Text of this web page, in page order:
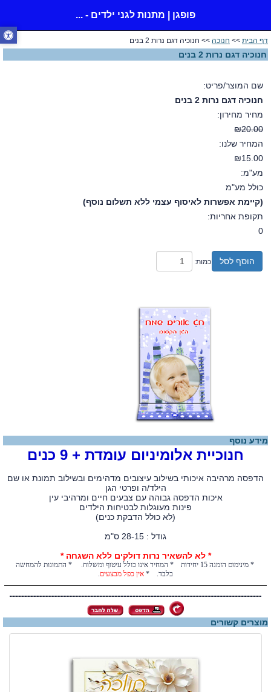
פופגן | מתנות לגני ילדים - ...
דף הבית >> חנוכה >> חנוכיה דגם נרות 2 בנים
חנוכיה דגם נרות 2 בנים
שם המוצר/פריט:
חנוכיה דגם נרות 2 בנים
מחיר מחירון:
₪20.00
המחיר שלנו:
₪15.00
מע"מ:
כולל מע"מ
(קיימת אפשרות לאיסוף עצמי ללא תשלום נוסף)
תקופת אחריות:
0
הוסף לסל כמות:
מידע נוסף
חנוכיית אלומיניום עומדת + 9 כנים
הדפסה מרהיבה איכותי בשילוב עיצובים מדהימים ובשילוב תמונת או שם
הילד/ה ופרטי הגן
איכות הדפסה גבוהה עם צבעים חיים ומרהיבי עין
​פינות מעוגלות לבטיחות הילדים
​(לא כולל הדבקת כנים)
גודל : 28-15 ס"מ
* לא להשאיר נרות דולקים ללא השגחה *
* מינימום הזמנה 15 יחידות * המחיר אינו כולל עיטוף ומשלוח. * התמונות להמחשה
בלבד. * אין כפל מבצעים.
מוצרים קשורים